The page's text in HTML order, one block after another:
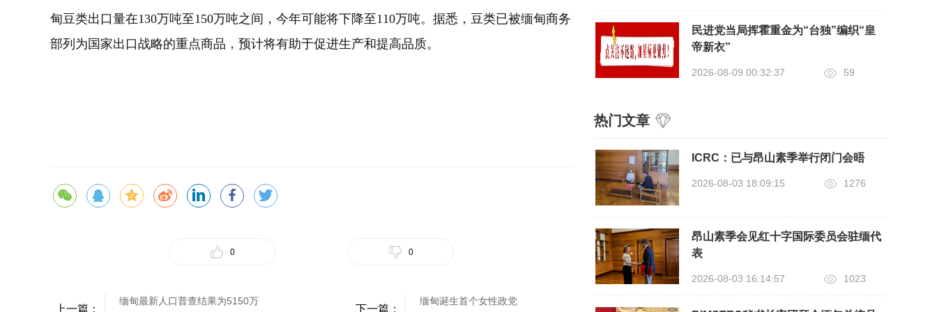
甸豆类出口量在130万吨至150万吨之间，今年可能将下降至110万吨。据悉，豆类已被缅甸商务
部列为国家出口战略的重点商品，预计将有助于促进生产和提高品质。
0 0
上一篇：
缅甸最新人口普查结果为5150万
下一篇：
缅甸诞生首个女性政党
民进党当局挥霍重金为“台独”编织“皇
帝新衣”
2026-08-09 00:32:37 59
热门文章
ICRC：已与昂山素季举行闭门会晤
2026-08-03 18:09:15 1276
昂山素季会见红十字国际委员会驻缅代
表
2026-08-03 16:14:57 1023